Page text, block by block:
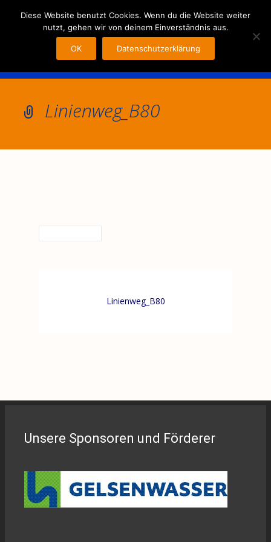
Linienweg_B80
Linienweg_B80
Unsere Sponsoren und Förderer
MENU
Diese Website benutzt Cookies. Wenn du die Website weiter
nutzt, gehen wir von deinem Einverständnis aus.
OK Datenschutzerklärung